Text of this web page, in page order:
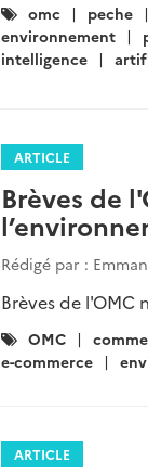
Catégories
:
omc peche
environnement
intelligence
ARTICLE
Brèves de
Rédigé par :
Brèves de l'OMC
Catégories
:
OMC
e-commerce
ARTICLE